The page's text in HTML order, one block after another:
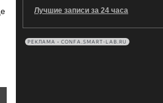
Лучшие записи за 24 часа
РЕКЛАМА • CONFA.SMART-LAB.RU